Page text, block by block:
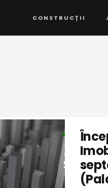
CONSTRUCȚII